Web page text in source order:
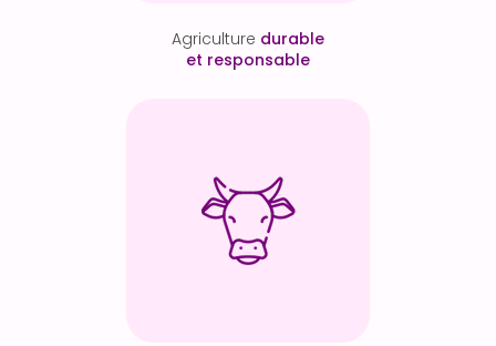
Agriculture durable
et responsable